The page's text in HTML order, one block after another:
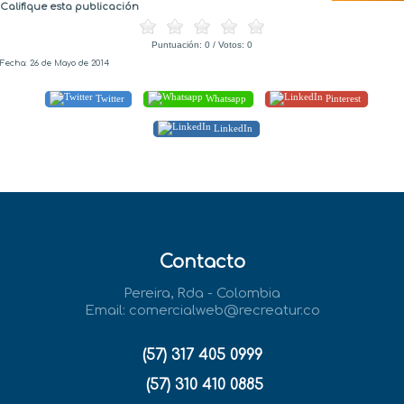
Califique esta publicación
Puntuación: 0 / Votos: 0
Fecha: 26 de Mayo de 2014
Twitter Whatsapp Pinterest
LinkedIn
Contacto
Pereira, Rda - Colombia
Email: comercialweb@recreatur.co
(57) 317 405 0999
(57) 310 410 0885